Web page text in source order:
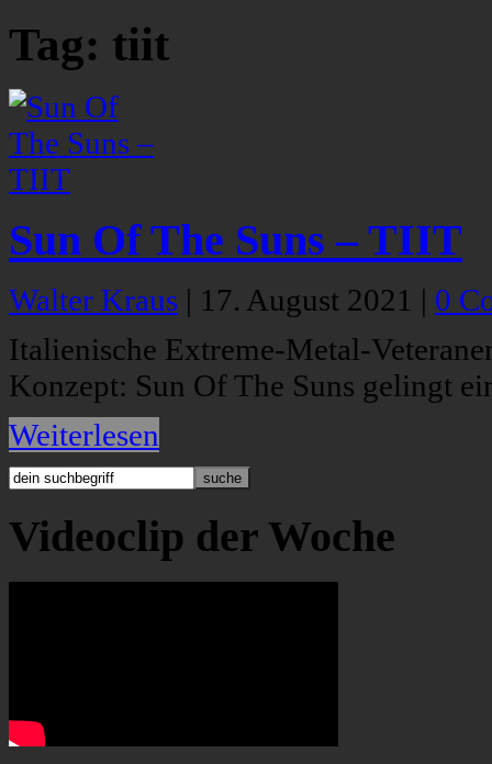
Tag: tiit
Sun Of The Suns – TIIT
Walter Kraus | 17. August 2021 | 0
Italienische Extreme-Metal-
Konzept: Sun Of The Suns gelingt
Weiterlesen
Videoclip der Woche